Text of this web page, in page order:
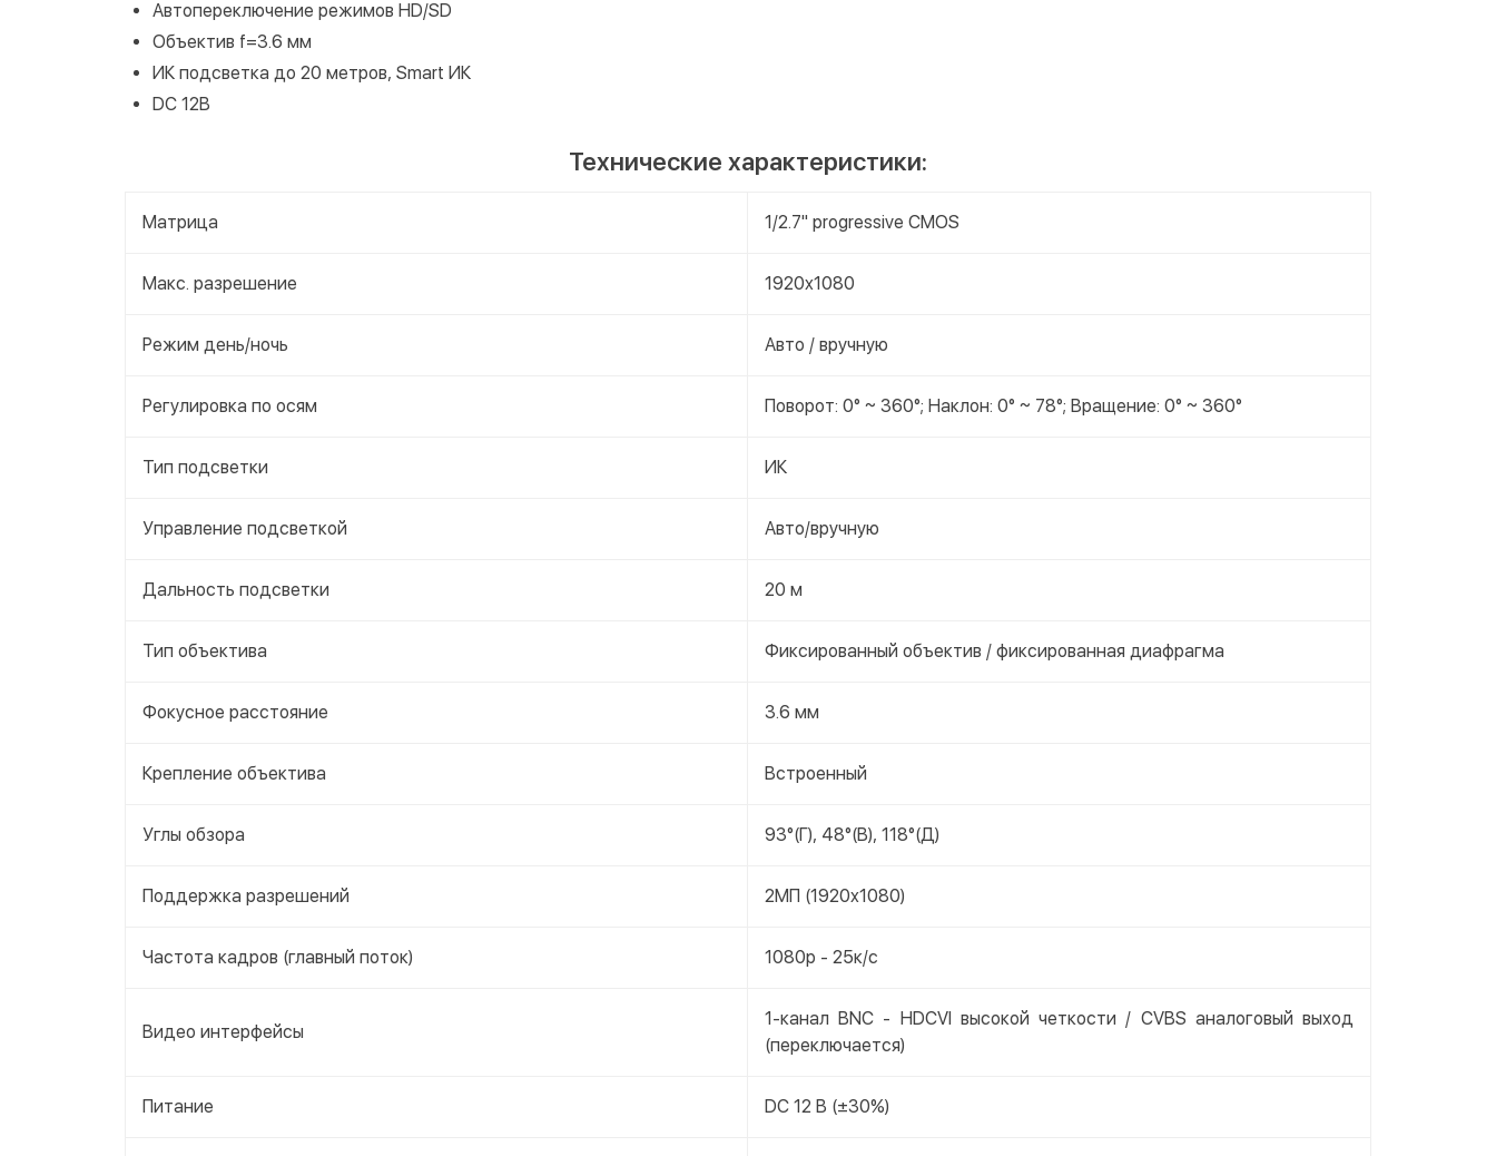
Автопереключение режимов HD/SD
Объектив f=3.6 мм
ИК подсветка до 20 метров, Smart ИК
DC 12В
Технические характеристики:
Матрица 1/2.7" progressive CMOS
Макс. разрешение 1920x1080
Режим день/ночь Авто / вручную
Регулировка по осям Поворот: 0° ~ 360°; Наклон: 0° ~ 78°; Вращение: 0° ~ 360°
Тип подсветки ИК
Управление подсветкой Авто/вручную
Дальность подсветки 20 м
Тип объектива Фиксированный объектив / фиксированная диафрагма
Фокусное расстояние 3.6 мм
Крепление объектива Встроенный
Углы обзора 93°(Г), 48°(В), 118°(Д)
Поддержка разрешений 2МП (1920x1080)
Частота кадров (главный поток) 1080p - 25к/с
Видео интерфейсы
1-канал BNC - HDCVI высокой четкости / CVBS аналоговый выход
(переключается)
Питание DC 12 В (±30%)